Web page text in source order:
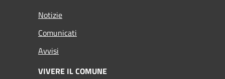
Notizie
Comunicati
Avvisi
VIVERE IL COMUNE